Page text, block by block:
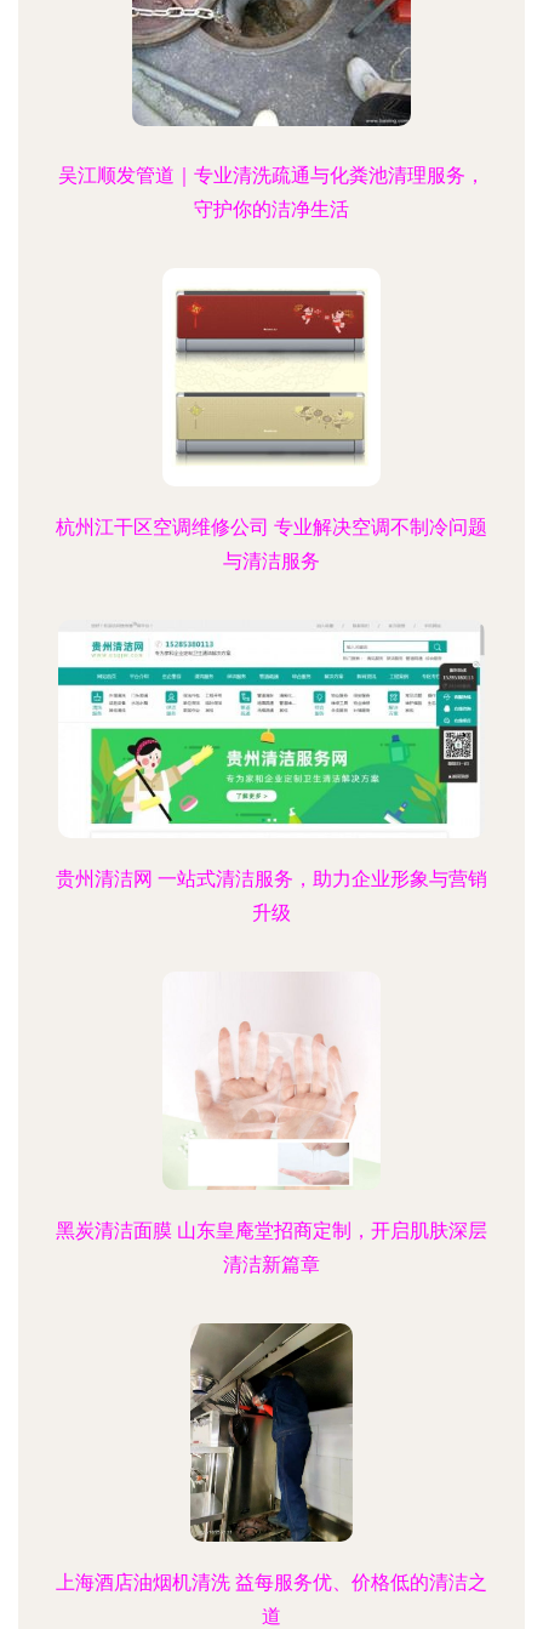
吴江顺发管道｜专业清洗疏通与化粪池清理服务，
守护你的洁净生活
杭州江干区空调维修公司 专业解决空调不制冷问题
与清洁服务
贵州清洁网 一站式清洁服务，助力企业形象与营销
升级
黑炭清洁面膜 山东皇庵堂招商定制，开启肌肤深层
清洁新篇章
上海酒店油烟机清洗 益每服务优、价格低的清洁之
道